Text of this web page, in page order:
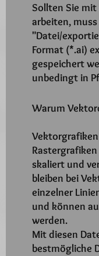
Sollten Sie
arbeiten,
"Datei/
Format (*.ai)
gespeichert
unbedingt in
Warum
skaliert und
bleiben bei
einzelner
und können
werden.
Mit diesen
bestmögliche